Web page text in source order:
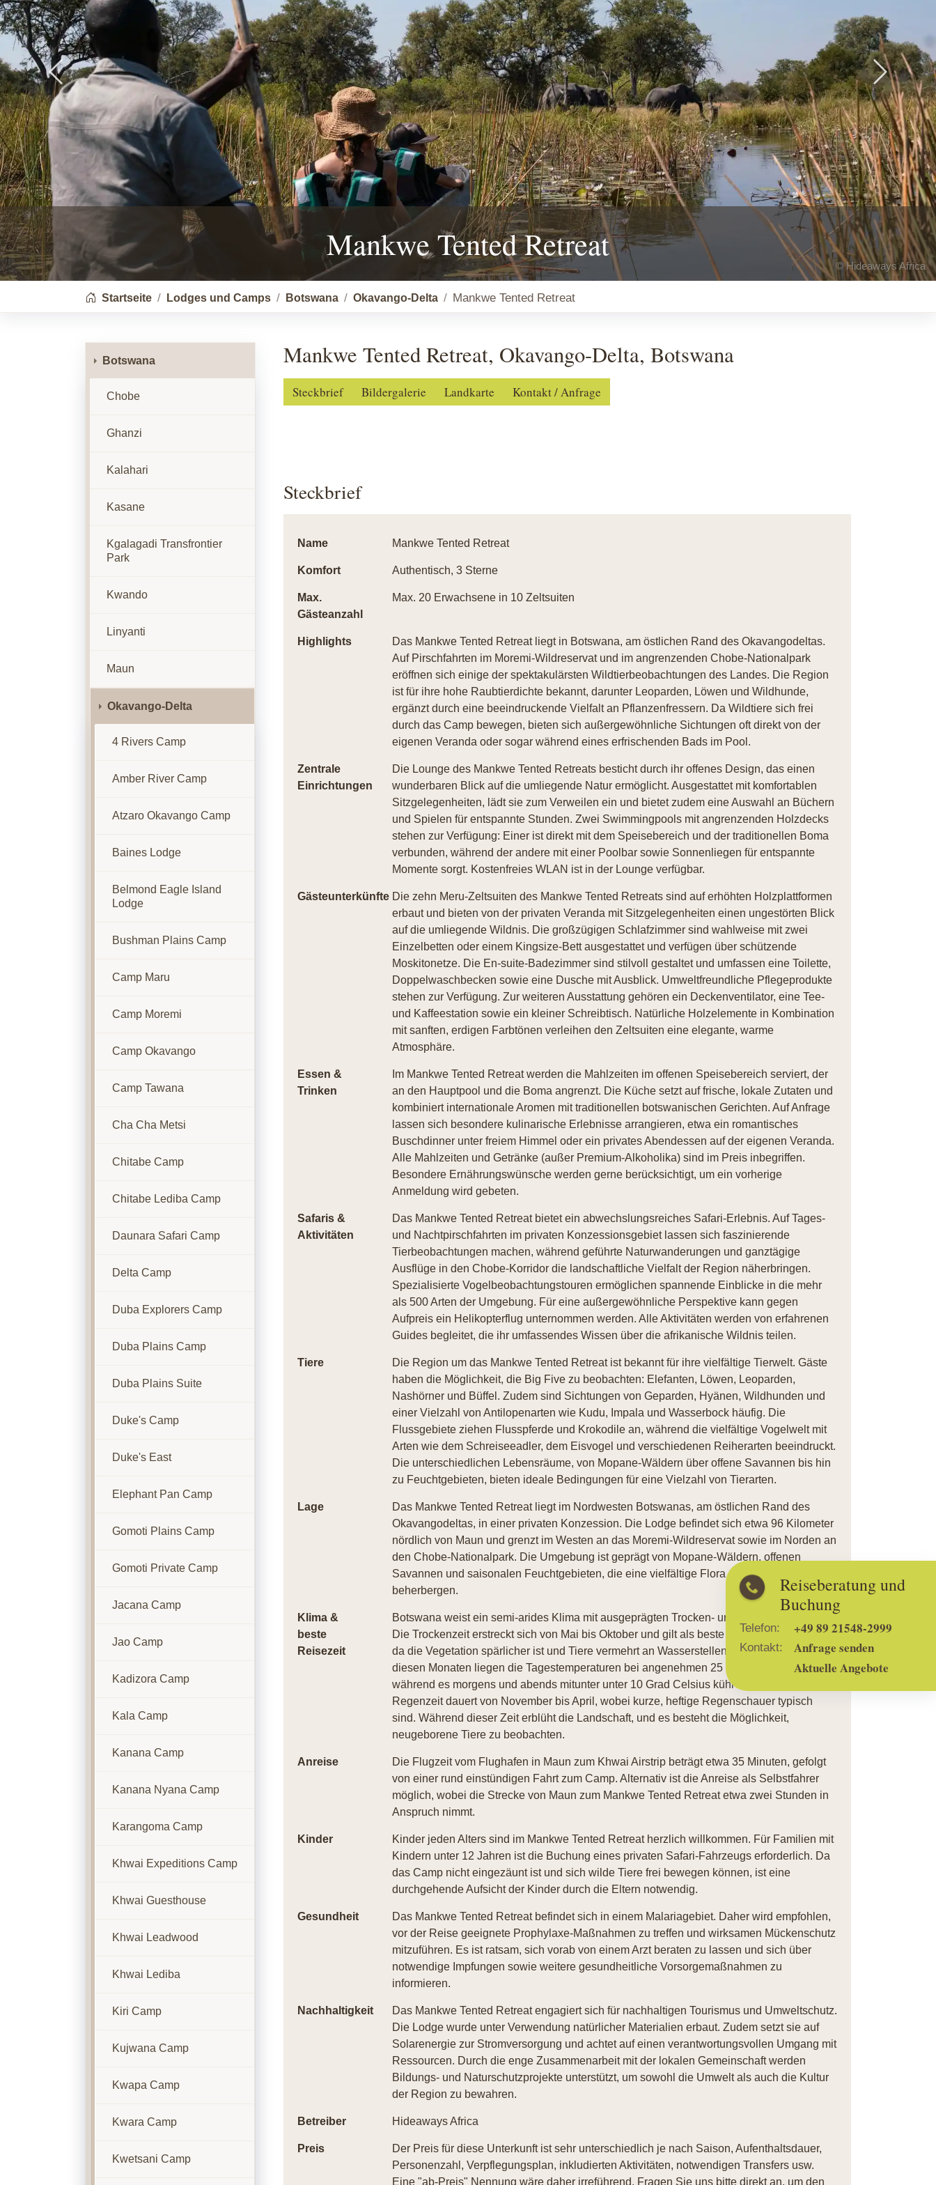
Reiseberatung und
Buchung
Telefon: +49 89 21548-2999
Kontakt:
Anfrage senden
Aktuelle Angebote
Mankwe Tented Retreat
© Hideaways Africa
Previous Next
You are here:
Startseite Lodges und Camps Botswana Okavango-Delta Mankwe Tented Retreat
Mankwe Tented Retreat, Okavango-Delta, Botswana
Steckbrief Bildergalerie Landkarte Kontakt / Anfrage
Steckbrief
Name Mankwe Tented Retreat
Komfort Authentisch, 3 Sterne
Max.
Gästeanzahl
Max. 20 Erwachsene in 10 Zeltsuiten
Highlights
Das Mankwe Tented Retreat liegt in Botswana, am östlichen Rand des Okavangodeltas.
Auf Pirschfahrten im Moremi-Wildreservat und im angrenzenden Chobe-Nationalpark
eröffnen sich einige der spektakulärsten Wildtierbeobachtungen des Landes. Die Region
ist für ihre hohe Raubtierdichte bekannt, darunter Leoparden, Löwen und Wildhunde,
ergänzt durch eine beeindruckende Vielfalt an Pflanzenfressern. Da Wildtiere sich frei
durch das Camp bewegen, bieten sich außergewöhnliche Sichtungen oft direkt von der
eigenen Veranda oder sogar während eines erfrischenden Bads im Pool.
Zentrale
Einrichtungen
Die Lounge des Mankwe Tented Retreats besticht durch ihr offenes Design, das einen
wunderbaren Blick auf die umliegende Natur ermöglicht. Ausgestattet mit komfortablen
Sitzgelegenheiten, lädt sie zum Verweilen ein und bietet zudem eine Auswahl an Büchern
und Spielen für entspannte Stunden. Zwei Swimmingpools mit angrenzenden Holzdecks
stehen zur Verfügung: Einer ist direkt mit dem Speisebereich und der traditionellen Boma
verbunden, während der andere mit einer Poolbar sowie Sonnenliegen für entspannte
Momente sorgt. Kostenfreies WLAN ist in der Lounge verfügbar.
Gästeunterkünfte Die zehn Meru-Zeltsuiten des Mankwe Tented Retreats sind auf erhöhten Holzplattformen
erbaut und bieten von der privaten Veranda mit Sitzgelegenheiten einen ungestörten Blick
auf die umliegende Wildnis. Die großzügigen Schlafzimmer sind wahlweise mit zwei
Einzelbetten oder einem Kingsize-Bett ausgestattet und verfügen über schützende
Moskitonetze. Die En-suite-Badezimmer sind stilvoll gestaltet und umfassen eine Toilette,
Doppelwaschbecken sowie eine Dusche mit Ausblick. Umweltfreundliche Pflegeprodukte
stehen zur Verfügung. Zur weiteren Ausstattung gehören ein Deckenventilator, eine Tee-
und Kaffeestation sowie ein kleiner Schreibtisch. Natürliche Holzelemente in Kombination
mit sanften, erdigen Farbtönen verleihen den Zeltsuiten eine elegante, warme
Atmosphäre.
Essen &
Trinken
Im Mankwe Tented Retreat werden die Mahlzeiten im offenen Speisebereich serviert, der
an den Hauptpool und die Boma angrenzt. Die Küche setzt auf frische, lokale Zutaten und
kombiniert internationale Aromen mit traditionellen botswanischen Gerichten. Auf Anfrage
lassen sich besondere kulinarische Erlebnisse arrangieren, etwa ein romantisches
Buschdinner unter freiem Himmel oder ein privates Abendessen auf der eigenen Veranda.
Alle Mahlzeiten und Getränke (außer Premium-Alkoholika) sind im Preis inbegriffen.
Besondere Ernährungswünsche werden gerne berücksichtigt, um ein vorherige
Anmeldung wird gebeten.
Safaris &
Aktivitäten
Das Mankwe Tented Retreat bietet ein abwechslungsreiches Safari-Erlebnis. Auf Tages-
und Nachtpirschfahrten im privaten Konzessionsgebiet lassen sich faszinierende
Tierbeobachtungen machen, während geführte Naturwanderungen und ganztägige
Ausflüge in den Chobe-Korridor die landschaftliche Vielfalt der Region näherbringen.
Spezialisierte Vogelbeobachtungstouren ermöglichen spannende Einblicke in die mehr
als 500 Arten der Umgebung. Für eine außergewöhnliche Perspektive kann gegen
Aufpreis ein Helikopterflug unternommen werden. Alle Aktivitäten werden von erfahrenen
Guides begleitet, die ihr umfassendes Wissen über die afrikanische Wildnis teilen.
Tiere
Die Region um das Mankwe Tented Retreat ist bekannt für ihre vielfältige Tierwelt. Gäste
haben die Möglichkeit, die Big Five zu beobachten: Elefanten, Löwen, Leoparden,
Nashörner und Büffel. Zudem sind Sichtungen von Geparden, Hyänen, Wildhunden und
einer Vielzahl von Antilopenarten wie Kudu, Impala und Wasserbock häufig. Die
Flussgebiete ziehen Flusspferde und Krokodile an, während die vielfältige Vogelwelt mit
Arten wie dem Schreiseeadler, dem Eisvogel und verschiedenen Reiherarten beeindruckt.
Die unterschiedlichen Lebensräume, von Mopane-Wäldern über offene Savannen bis hin
zu Feuchtgebieten, bieten ideale Bedingungen für eine Vielzahl von Tierarten.
Lage
Das Mankwe Tented Retreat liegt im Nordwesten Botswanas, am östlichen Rand des
Okavangodeltas, in einer privaten Konzession. Die Lodge befindet sich etwa 96 Kilometer
nördlich von Maun und grenzt im Westen an das Moremi-Wildreservat sowie im Norden an
den Chobe-Nationalpark. Die Umgebung ist geprägt von Mopane-Wäldern, offenen
Savannen und saisonalen Feuchtgebieten, die eine vielfältige Flora und Fauna
beherbergen.
Klima &
beste
Reisezeit
Botswana weist ein semi-arides Klima mit ausgeprägten Trocken- und Regenzeiten auf.
Die Trockenzeit erstreckt sich von Mai bis Oktober und gilt als beste Reisezeit für Safaris,
da die Vegetation spärlicher ist und Tiere vermehrt an Wasserstellen anzutreffen sind. In
diesen Monaten liegen die Tagestemperaturen bei angenehmen 25 bis 28 Grad Celsius,
während es morgens und abends mitunter unter 10 Grad Celsius kühl werden kann. Die
Regenzeit dauert von November bis April, wobei kurze, heftige Regenschauer typisch
sind. Während dieser Zeit erblüht die Landschaft, und es besteht die Möglichkeit,
neugeborene Tiere zu beobachten.
Anreise
Die Flugzeit vom Flughafen in Maun zum Khwai Airstrip beträgt etwa 35 Minuten, gefolgt
von einer rund einstündigen Fahrt zum Camp. Alternativ ist die Anreise als Selbstfahrer
möglich, wobei die Strecke von Maun zum Mankwe Tented Retreat etwa zwei Stunden in
Anspruch nimmt.
Kinder
Kinder jeden Alters sind im Mankwe Tented Retreat herzlich willkommen. Für Familien mit
Kindern unter 12 Jahren ist die Buchung eines privaten Safari-Fahrzeugs erforderlich. Da
das Camp nicht eingezäunt ist und sich wilde Tiere frei bewegen können, ist eine
durchgehende Aufsicht der Kinder durch die Eltern notwendig.
Gesundheit
Das Mankwe Tented Retreat befindet sich in einem Malariagebiet. Daher wird empfohlen,
vor der Reise geeignete Prophylaxe-Maßnahmen zu treffen und wirksamen Mückenschutz
mitzuführen. Es ist ratsam, sich vorab von einem Arzt beraten zu lassen und sich über
notwendige Impfungen sowie weitere gesundheitliche Vorsorgemaßnahmen zu
informieren.
Nachhaltigkeit
Das Mankwe Tented Retreat engagiert sich für nachhaltigen Tourismus und Umweltschutz.
Die Lodge wurde unter Verwendung natürlicher Materialien erbaut. Zudem setzt sie auf
Solarenergie zur Stromversorgung und achtet auf einen verantwortungsvollen Umgang mit
Ressourcen. Durch die enge Zusammenarbeit mit der lokalen Gemeinschaft werden
Bildungs- und Naturschutzprojekte unterstützt, um sowohl die Umwelt als auch die Kultur
der Region zu bewahren.
Betreiber Hideaways Africa
Preis
Der Preis für diese Unterkunft ist sehr unterschiedlich je nach Saison, Aufenthaltsdauer,
Personenzahl, Verpflegungsplan, inkludierten Aktivitäten, notwendigen Transfers usw.
Eine "ab-Preis" Nennung wäre daher irreführend. Fragen Sie uns bitte direkt an, um den
Botswana
Chobe
Ghanzi
Kalahari
Kasane
Kgalagadi Transfrontier
Park
Kwando
Linyanti
Maun
Okavango-Delta
4 Rivers Camp
Amber River Camp
Atzaro Okavango Camp
Baines Lodge
Belmond Eagle Island
Lodge
Bushman Plains Camp
Camp Maru
Camp Moremi
Camp Okavango
Camp Tawana
Cha Cha Metsi
Chitabe Camp
Chitabe Lediba Camp
Daunara Safari Camp
Delta Camp
Duba Explorers Camp
Duba Plains Camp
Duba Plains Suite
Duke's Camp
Duke's East
Elephant Pan Camp
Gomoti Plains Camp
Gomoti Private Camp
Jacana Camp
Jao Camp
Kadizora Camp
Kala Camp
Kanana Camp
Kanana Nyana Camp
Karangoma Camp
Khwai Expeditions Camp
Khwai Guesthouse
Khwai Leadwood
Khwai Lediba
Kiri Camp
Kujwana Camp
Kwapa Camp
Kwara Camp
Kwetsani Camp